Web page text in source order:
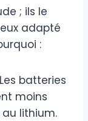
; ils le
adapté
:
batteries
moins
lithium.